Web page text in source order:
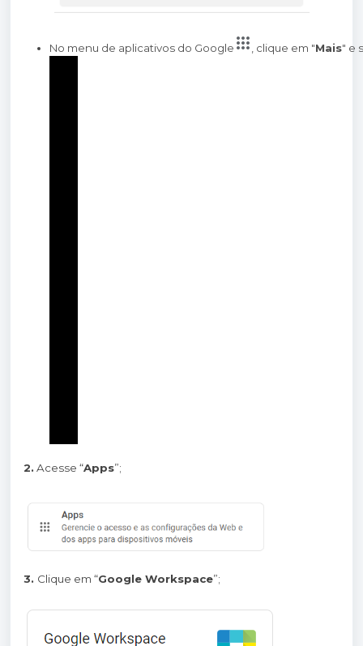
No menu de aplicativos do Google , clique em "Mais" e
2. Acesse “Apps”;
3. Clique em “Google Workspace”;